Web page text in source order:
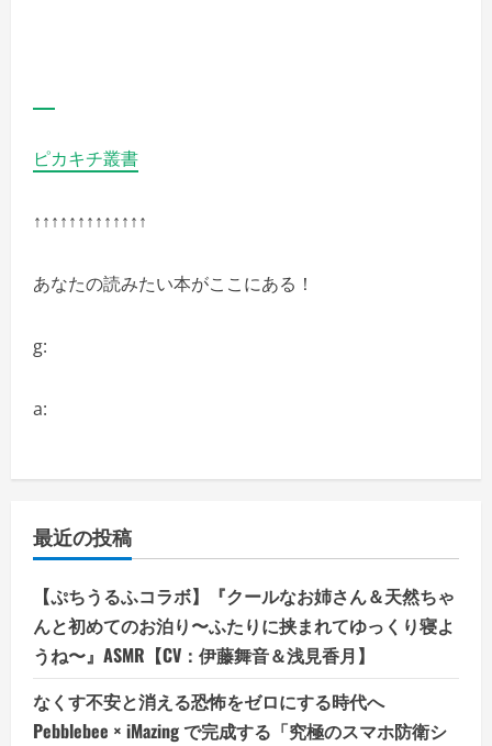
ピカキチ叢書
↑↑↑↑↑↑↑↑↑↑↑↑↑
あなたの読みたい本がここにある！
g:
a:
最近の投稿
【ぷちうるふコラボ】『クールなお姉さん＆天然ちゃ
んと初めてのお泊り〜ふたりに挟まれてゆっくり寝よ
うね〜』ASMR【CV：伊藤舞音＆浅見香月】
なくす不安と消える恐怖をゼロにする時代へ
Pebblebee × iMazing で完成する「究極のスマホ防衛シ